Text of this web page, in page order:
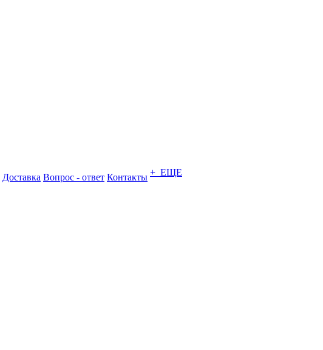
Доставка Вопрос - ответ Контакты + ЕЩЕ